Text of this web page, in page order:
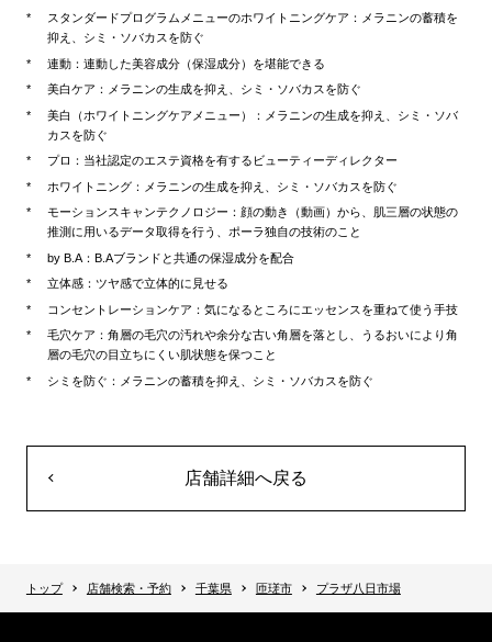
スタンダードプログラムメニューのホワイトニングケア：メラニンの蓄積を
抑え、シミ・ソバカスを防ぐ
連動：連動した美容成分（保湿成分）を堪能できる
美白ケア：メラニンの生成を抑え、シミ・ソバカスを防ぐ
美白（ホワイトニングケアメニュー）：メラニンの生成を抑え、シミ・ソバ
カスを防ぐ
プロ：当社認定のエステ資格を有するビューティーディレクター
ホワイトニング：メラニンの生成を抑え、シミ・ソバカスを防ぐ
モーションスキャンテクノロジー：顔の動き（動画）から、肌三層の状態の
推測に用いるデータ取得を行う、ポーラ独自の技術のこと
by B.A：B.Aブランドと共通の保湿成分を配合
立体感：ツヤ感で立体的に見せる
コンセントレーションケア：気になるところにエッセンスを重ねて使う手技
毛穴ケア：角層の毛穴の汚れや余分な古い角層を落とし、うるおいにより角
層の毛穴の目立ちにくい肌状態を保つこと
シミを防ぐ：メラニンの蓄積を抑え、シミ・ソバカスを防ぐ
店舗詳細へ戻る
トップ 店舗検索・予約 千葉県 匝瑳市 プラザ八日市場